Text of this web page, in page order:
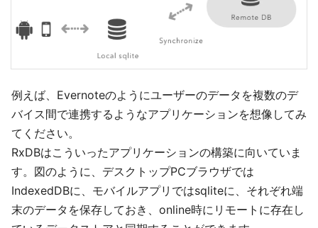
例えば、Evernoteのようにユーザーのデータを複数のデ
バイス間で連携するようなアプリケーションを想像してみ
てください。
RxDBはこういったアプリケーションの構築に向いていま
す。図のように、デスクトップPCブラウザでは
IndexedDBに、モバイルアプリではsqliteに、それぞれ端
末のデータを保存しておき、online時にリモートに存在し